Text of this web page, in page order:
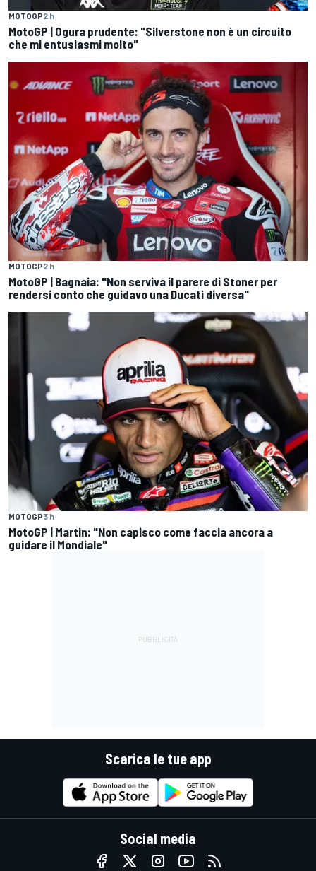
MOTOGP2 h
MotoGP | Ogura prudente: "Silverstone non è un circuito
che mi entusiasmi molto"
MOTOGP2 h
MotoGP | Bagnaia: "Non serviva il parere di Stoner per
rendersi conto che guidavo una Ducati diversa"
MOTOGP3 h
MotoGP | Martin: "Non capisco come faccia ancora a
guidare il Mondiale"
Scarica le tue app
Social media